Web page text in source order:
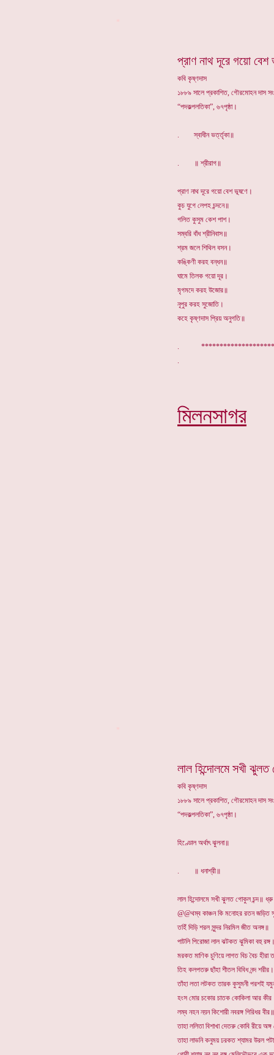
প্রাণ নাথ দূরে গয়ো বেশ
কবি কৃষ্ণদাস
১৮৮৯ সালে প্রকাশিত, গৌরমোহন দাস
“পদকল্পলতিকা”, ৬৭পৃষ্ঠা।
. স্বাধীন ভর্ত্তৃকা॥
. ॥ শ্রীরাগ॥
প্রাণ নাথ দূরে গয়ো বেশ ভূষণে।
কুচ যুগে লেপহ চন্দনে॥
গলিত কুসুম কেশ পাশ।
সম্বরি বাঁধ শ্রীনিবাস॥
শ্রম জলে শিথিল বসন।
কঙ্কিণী করহ বন্ধন॥
ঘামে তিলক গয়ো দূর।
মৃগমদে করহ উজোর॥
নূপুর করহ সুজোতি।
কহে কৃষ্ণদাস প্রিয় অনুগতি॥
.
মিলনসাগর
লাল হিন্দোলমে সখী ঝুলত
কবি কৃষ্ণদাস
১৮৮৯ সালে প্রকাশিত, গৌরমোহন দাস
“পদকল্পলতিকা”, ৬৭পৃষ্ঠা।
হিণ্ডোল অর্থাৎ ঝুলনা॥
. ॥ ধনাশ্রী॥
লাল হিন্দোলমে সখী ঝুলত গোকুল চন্দ॥
@@থম্ব কাঞ্চন কি মনোহর রতন জড়িত
তহিঁ দিড়ি শরল সুন্দর নিরমিল জীত অনঙ্গ॥
পাটলি পিরোজা লাল ঝটকত ঝুমিকা বহু
মরকত মাণিক চুণিয়ে লাগত বিচ বৈচ হীরা
তিহ কলপতরু ছাঁহা শীতল বিবিধ নন্দ শরীর।
তাঁহা লতা লটকত তারক কুসুমনী পরশই
হংস মোর চকোর চাতক কোকিলা আর
লম্ব নহন নয়ন কিশোরী নবরঙ্গ গিরিধর বীর॥
তাহা ললিতা বিশাখা দেতরু কোবি রীয়ে
তাহা লাভনি কনুময় ঢরকত শ্যামর উরল